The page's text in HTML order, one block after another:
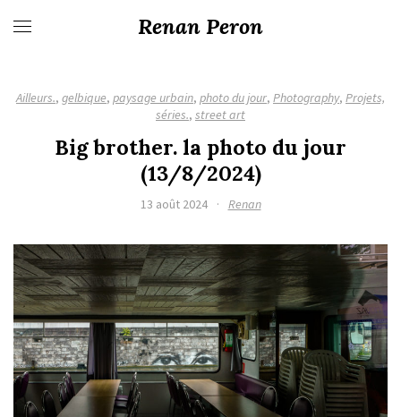
Renan Peron
Ailleurs., gelbique, paysage urbain, photo du jour, Photography, Projets,
séries., street art
Big brother. la photo du jour
(13/8/2024)
13 août 2024 · Renan